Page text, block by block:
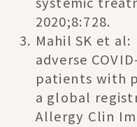
2020;8:728.
Mahil SK et
adverse
patients with
a global
Allergy Clin